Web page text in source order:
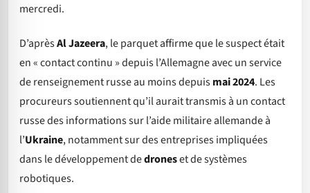
mercredi.
D’aprèsAl Jazeera, le parquet affirme que le suspect était
en « contact continu » depuis l’Allemagne avec un service
de renseignement russe au moins depuismai 2024. Les
procureurs soutiennent qu’il aurait transmis à un contact
russe des informations sur l’aide militaire allemande à
l’Ukraine, notamment sur des entreprises impliquées
dans le développement dedroneset de systèmes
robotiques.